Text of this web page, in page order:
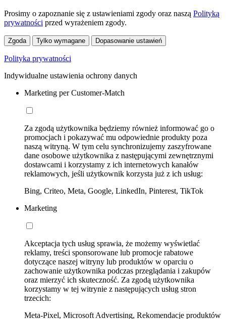
Prosimy o zapoznanie się z ustawieniami zgody oraz naszą Polityką
prywatności przed wyrażeniem zgody.
Zgoda Tylko wymagane Dopasowanie ustawień
Polityka prywatności
Indywidualne ustawienia ochrony danych
Marketing per Customer-Match
Za zgodą użytkownika będziemy również informować go o
promocjach i pokazywać mu odpowiednie produkty poza
naszą witryną. W tym celu synchronizujemy zaszyfrowane
dane osobowe użytkownika z następującymi zewnętrznymi
dostawcami i korzystamy z ich internetowych kanałów
reklamowych, jeśli użytkownik korzysta już z ich usług:
Bing, Criteo, Meta, Google, LinkedIn, Pinterest, TikTok
Marketing
Akceptacja tych usług sprawia, że możemy wyświetlać
reklamy, treści sponsorowane lub promocje rabatowe
dotyczące naszej witryny lub produktów w oparciu o
zachowanie użytkownika podczas przeglądania i zakupów
oraz mierzyć ich skuteczność. Za zgodą użytkownika
korzystamy w tej witrynie z następujących usług stron
trzecich:
Meta-Pixel, Microsoft Advertising, Rekomendacje produktów